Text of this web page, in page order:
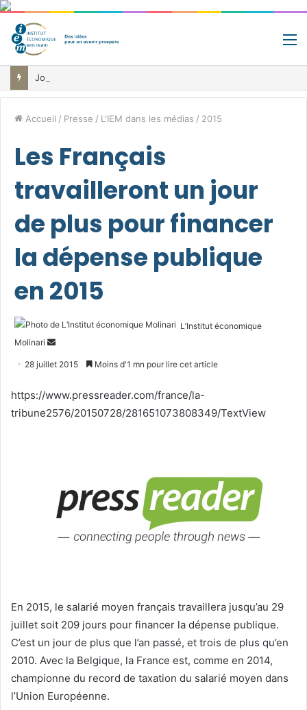
Accueil / Presse / L'IEM dans les médias / 2015
Les Français
travailleront un jour
de plus pour financer
la dépense publique
en 2015
L’Institut économique
Molinari
Envoyer
28 juillet 2015 Moins d'1 mn pour lire cet article
https://www.pressreader.com/france/la-
tribune2576/20150728/281651073808349/TextView
En 2015, le salarié moyen français travaillera jusqu’au 29
juillet soit 209 jours pour financer la dépense publique.
C’est un jour de plus que l’an passé, et trois de plus qu’en
2010. Avec la Belgique, la France est, comme en 2014,
championne du record de taxation du salarié moyen dans
l’Union Européenne.